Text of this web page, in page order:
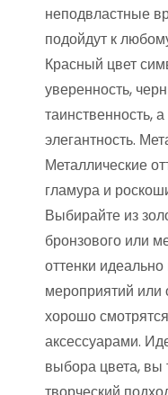
неподвластные
подойдут к
Красный цвет
уверенность,
таинственность,
элегантность.
Металлические
гламура и
Выбирайте из
бронзового или
оттенки
мероприятий или
хорошо
аксессуарами.
выбора цвета, вы